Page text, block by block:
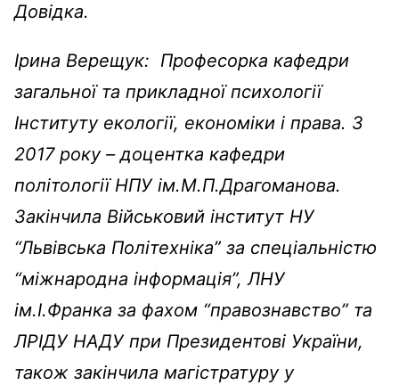
Довідка.
Ірина Верещук: Професорка кафедри
загальної та прикладної психології
Інституту екології, економіки і права. З
2017 року – доцентка кафедри
політології НПУ ім.М.П.Драгоманова.
Закінчила Військовий інститут НУ
“Львівська Політехніка” за спеціальністю
“міжнародна інформація”, ЛНУ
ім.І.Франка за фахом “правознавство” та
ЛРІДУ НАДУ при Президентові України,
також закінчила магістратуру у